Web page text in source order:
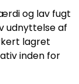
og lav fugt
udnyttelse af
lagret
inden for